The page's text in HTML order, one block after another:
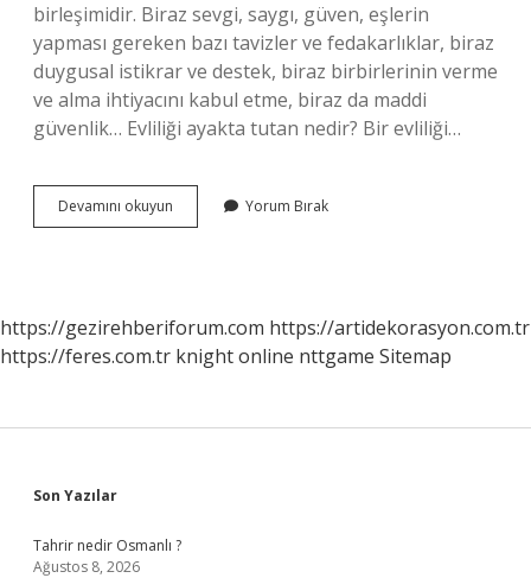
birleşimidir. Biraz sevgi, saygı, güven, eşlerin
yapması gereken bazı tavizler ve fedakarlıklar, biraz
duygusal istikrar ve destek, biraz birbirlerinin verme
ve alma ihtiyacını kabul etme, biraz da maddi
güvenlik… Evliliği ayakta tutan nedir? Bir evliliği…
Devamını okuyun
Bir
Edilmelidir
Yorum Bırak
https://gezirehberiforum.com https://artidekorasyon.com.tr
https://feres.com.tr knight online nttgame Sitemap
Sidebar
Son Yazılar
Tahrir nedir Osmanlı ?
Ağustos 8, 2026